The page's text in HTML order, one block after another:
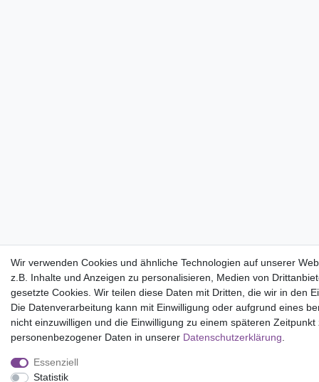
Wir verwenden Cookies und ähnliche Technologien auf unserer
z.B. Inhalte und Anzeigen zu personalisieren, Medien von
gesetzte Cookies. Wir teilen diese Daten mit Dritten, die wir in den
Die Datenverarbeitung kann mit Einwilligung oder aufgrund eines
nicht einzuwilligen und die Einwilligung zu einem späteren
personenbezogener Daten in unserer Daten­schutz­erklärung
Essenziell
Statistik